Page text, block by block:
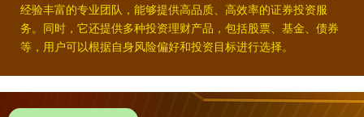
经验丰富的专业团队，能够提供高品质、高效率的证券投资服
务。同时，它还提供多种投资理财产品，包括股票、基金、债券
等，用户可以根据自身风险偏好和投资目标进行选择。